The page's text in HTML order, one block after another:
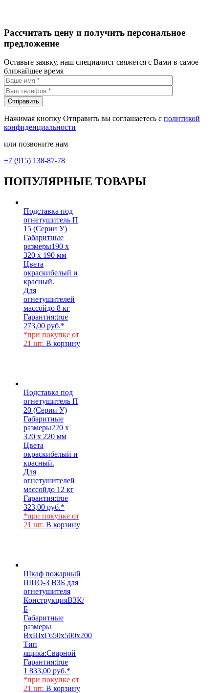
Рассчитать цену и получить персональное
предложение
Оставьте заявку, наш специалист свяжется с Вами в самое
ближайшее время
Нажимая кнопку Отправить вы соглашаетесь с политикой
конфиденциальности
или позвоните нам
+7 (915) 138-87-78
ПОПУЛЯРНЫЕ ТОВАРЫ
Подставка под
огнетушитель П
15 (Серии У)
Габаритные
размеры190 х
320 х 190 мм
Цвета
окраскибелый и
красный.
Для
огнетушителей
массойдо 8 кг
Гарантия:true
273,00 руб.*
*при покупке от
21 шт. В корзину
Подставка под
огнетушитель П
20 (Серии У)
Габаритные
размеры220 х
320 х 220 мм
Цвета
окраскибелый и
красный.
Для
огнетушителей
массойдо 12 кг
Гарантия:true
323,00 руб.*
*при покупке от
21 шт. В корзину
Шкаф пожарный
ШПО-3 ВЗБ для
огнетушителя
КонструкцияВЗК/
Б
Габаритные
размеры
ВхШхГ650х500х200
Тип
ящика:Сварной
Гарантия:true
1 833,00 руб.*
*при покупке от
21 шт. В корзину